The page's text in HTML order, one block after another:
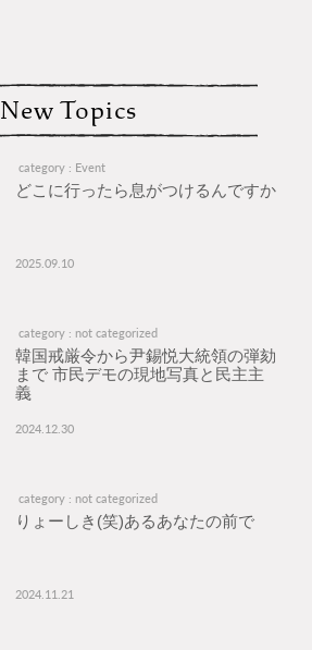
New Topics
category : Event
どこに行ったら息がつけるんですか
2025.09.10
category : not categorized
韓国戒厳令から尹錫悦大統領の弾劾
まで 市民デモの現地写真と民主主
義
2024.12.30
category : not categorized
りょーしき(笑)あるあなたの前で
2024.11.21